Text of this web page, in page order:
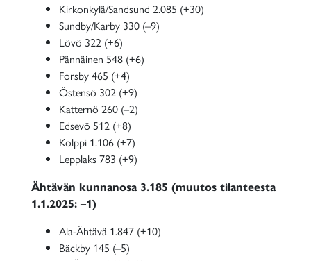
Kirkonkylä/Sandsund 2.085 (+30)
Sundby/Karby 330 (–9)
Lövö 322 (+6)
Pännäinen 548 (+6)
Forsby 465 (+4)
Östensö 302 (+9)
Katternö 260 (–2)
Edsevö 512 (+8)
Kolppi 1.106 (+7)
Lepplaks 783 (+9)
Ähtävän kunnanosa 3.185 (muutos tilanteesta
1.1.2025: –1)
Ala-Ähtävä 1.847 (+10)
Bäckby 145 (–5)